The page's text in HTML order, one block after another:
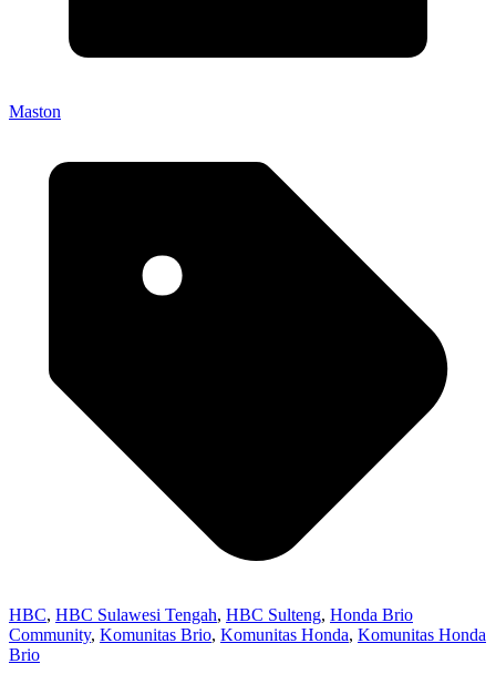
Maston
HBC, HBC Sulawesi Tengah, HBC Sulteng, Honda Brio
Community, Komunitas Brio, Komunitas Honda, Komunitas Honda
Brio